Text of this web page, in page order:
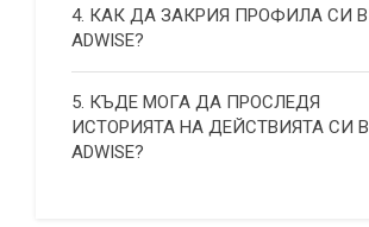
4. КАК ДА ЗАКРИЯ ПРОФИЛА СИ В
ADWISE?
5. КЪДЕ МОГА ДА ПРОСЛЕДЯ
ИСТОРИЯТА НА ДЕЙСТВИЯТА СИ В
ADWISE?